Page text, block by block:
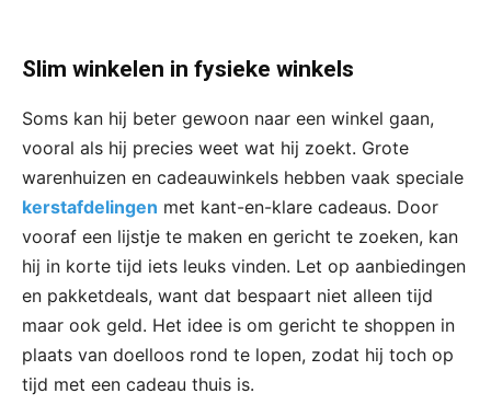
Slim winkelen in fysieke winkels
Soms kan hij beter gewoon naar een winkel gaan,
vooral als hij precies weet wat hij zoekt. Grote
warenhuizen en cadeauwinkels hebben vaak speciale
kerstafdelingen met kant-en-klare cadeaus. Door
vooraf een lijstje te maken en gericht te zoeken, kan
hij in korte tijd iets leuks vinden. Let op aanbiedingen
en pakketdeals, want dat bespaart niet alleen tijd
maar ook geld. Het idee is om gericht te shoppen in
plaats van doelloos rond te lopen, zodat hij toch op
tijd met een cadeau thuis is.